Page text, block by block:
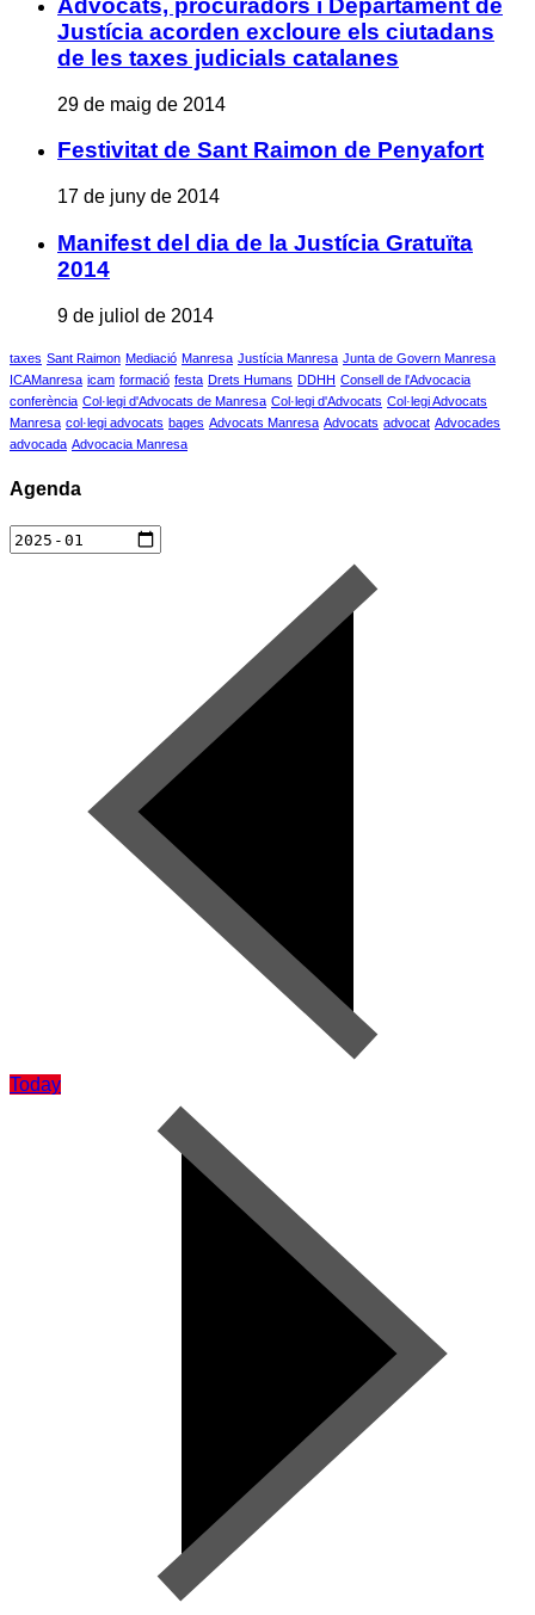
Advocats, procuradors i Departament de
Justícia acorden excloure els ciutadans
de les taxes judicials catalanes
29 de maig de 2014
Festivitat de Sant Raimon de Penyafort
17 de juny de 2014
Manifest del dia de la Justícia Gratuïta
2014
9 de juliol de 2014
taxes Sant Raimon Mediació Manresa Justícia Manresa Junta de Govern Manresa
ICAManresa icam formació festa Drets Humans DDHH Consell de l'Advocacia
conferència Col·legi d'Advocats de Manresa Col·legi d'Advocats Col·legi Advocats
Manresa col·legi advocats bages Advocats Manresa Advocats advocat Advocades
advocada Advocacia Manresa
Agenda
Today